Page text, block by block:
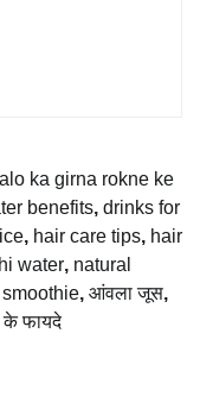
ka girna rokne ke
benefits, drinks for
, hair care tips, hair
water, natural
, आंवला जूस,
के फायदे